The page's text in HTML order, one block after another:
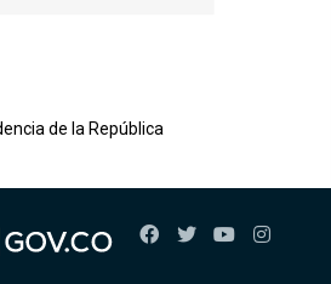
de la República